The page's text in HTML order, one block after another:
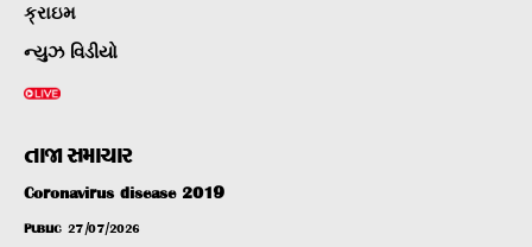
ક્રાઇમ
ન્યુઝ વિડીયો
તાજા સમાચાર
Coronavirus disease 2019
PUBLIC 27/07/2026